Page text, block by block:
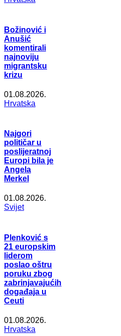
Božinović i
Anušić
komentirali
najnoviju
migrantsku
krizu
01.08.2026.
Hrvatska
Najgori
političar u
poslijeratnoj
Europi bila je
Angela
Merkel
01.08.2026.
Svijet
Plenković s
21 europskim
liderom
poslao oštru
poruku zbog
zabrinjavajućih
događaja u
Ceuti
01.08.2026.
Hrvatska